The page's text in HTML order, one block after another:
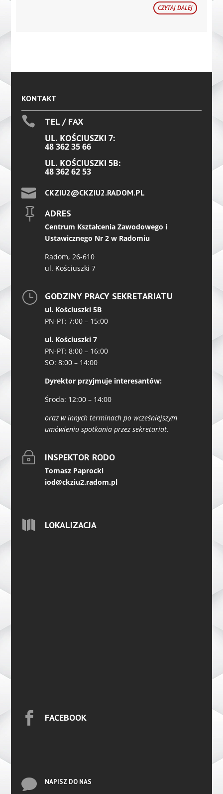
CZYTAJ DALEJ
KONTAKT
 TEL / FAX
UL. KOŚCIUSZKI 7:
48 362 35 66
UL. KOŚCIUSZKI 5B:
48 362 62 53
 CKZIU2@CKZIU2.RADOM.PL
 ADRES
Centrum Kształcenia Zawodowego i
Ustawicznego Nr 2 w Radomiu
Radom, 26-610
ul. Kościuszki 7
} GODZINY PRACY SEKRETARIATU
ul. Kościuszki 5B
PN-PT: 7:00 – 15:00
ul. Kościuszki 7
PN-PT: 8:00 – 16:00
SO: 8:00 – 14:00
Dyrektor przyjmuje interesantów:
Środa: 12:00 – 14:00
oraz w innych terminach po wcześniejszym
umówieniu spotkania przez sekretariat.
~ INSPEKTOR RODO
Tomasz Paprocki
iod@ckziu2.radom.pl
 LOKALIZACJA
 FACEBOOK
 NAPISZ DO NAS